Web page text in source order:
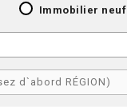
Immobilier neuf
d`abord RÉGION)